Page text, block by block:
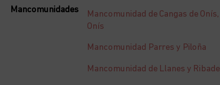
Mancomunidades
Mancomunidad de Cangas de
Onís
Mancomunidad Parres y Piloña
Mancomunidad de Llanes y